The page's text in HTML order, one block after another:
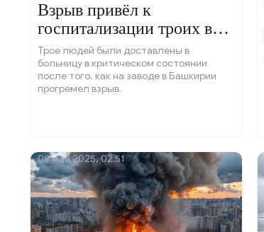
Взрыв привёл к
госпитализации троих в
Башкирии
Трое людей были доставлены в
больницу в критическом состоянии
после того, как на заводе в Башкирии
прогремел взрыв.
05 мая 2025, 02:51